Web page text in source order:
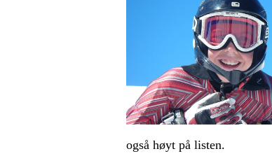
også høyt på listen.